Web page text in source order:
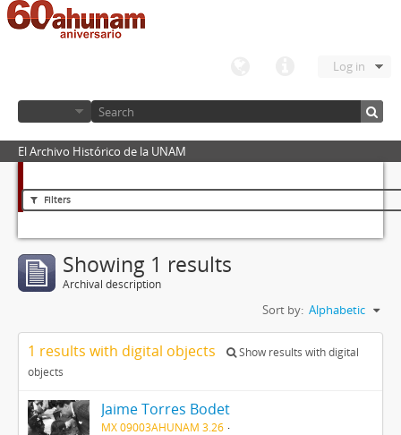
Log in
El Archivo Histórico de la UNAM
Filters
Showing 1 results
Archival description
Sort by: Alphabetic
1 results with digital objects
Show results with digital
objects
Jaime Torres Bodet
MX 09003AHUNAM 3.26